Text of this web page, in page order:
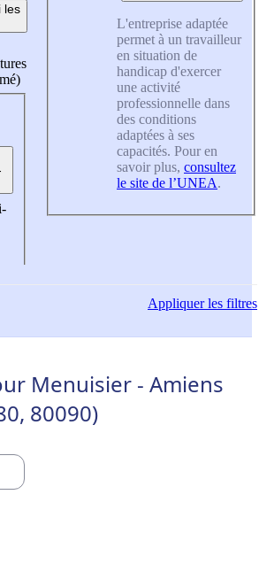
les
L'entreprise adaptée
permet à un travailleur
en situation de
handicap d'exercer
une activité
professionnelle dans
des conditions
adaptées à ses
capacités. Pour en
savoir plus, consultez
le site de l’UNEA.
Appliquerles filtres
Menuisier - Amiens
80090)